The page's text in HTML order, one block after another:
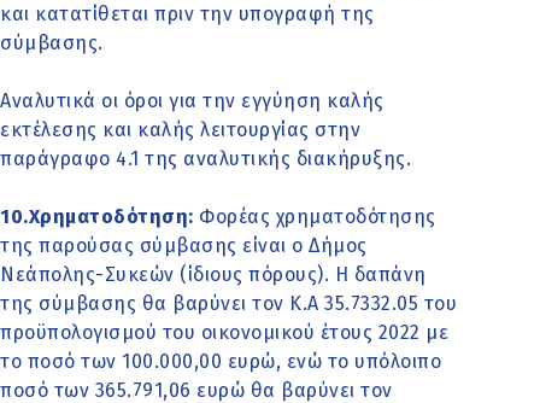
και κατατίθεται πριν την υπογραφή της
σύμβασης.
Αναλυτικά οι όροι για την εγγύηση καλής
εκτέλεσης και καλής λειτουργίας στην
παράγραφο 4.1 της αναλυτικής διακήρυξης.
10.Χρηματοδότηση: Φορέας χρηματοδότησης
της παρούσας σύμβασης είναι ο Δήμος
Νεάπολης-Συκεών (ίδιους πόρους). Η δαπάνη
της σύμβασης θα βαρύνει τον Κ.Α 35.7332.05 του
προϋπολογισμού του οικονομικού έτους 2022 με
το ποσό των 100.000,00 ευρώ, ενώ το υπόλοιπο
ποσό των 365.791,06 ευρώ θα βαρύνει τον